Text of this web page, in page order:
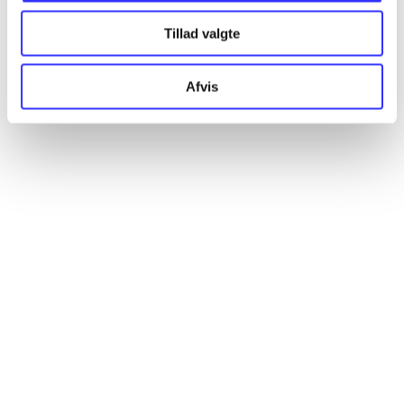
Tillad valgte
Afvis
Artikler
Alle registrerede artikler fordelt på udgivelser